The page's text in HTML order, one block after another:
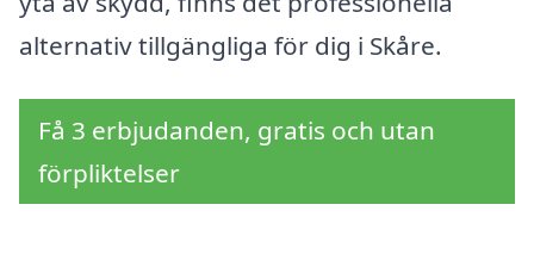
alternativ tillgängliga för dig i Skåre.
Få 3 erbjudanden, gratis och utan
förpliktelser